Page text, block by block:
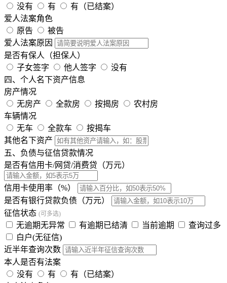
没有
有
有（已结案）
爱人法案角色
原告
被告
爱人法案原因
是否有保人（担保人）
子女签字
他人签字
没有
四、个人名下资产信息
房产情况
无房产
全款房 按揭房
农村房
车辆情况
无车
全款车
按揭车
其他名下资产
五、负债与征信贷款情况
是否有信用卡/网贷/消费贷（万元）
信用卡使用率（%）
是否有银行贷款负债（万元）
征信状态 (可多选)
无逾期无异常 有逾期已结清 当前逾期
查询过多
白户(无征信)
近半年查询次数
本人是否有法案
没有
有
有（已结案）